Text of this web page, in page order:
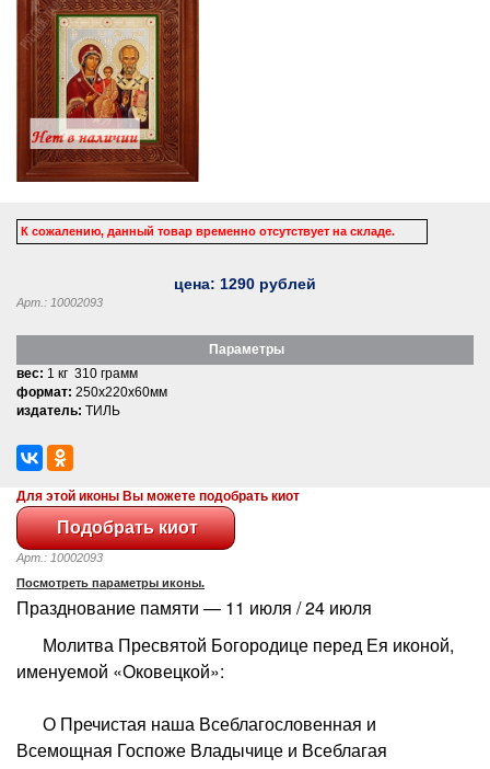
К сожалению, данный товар временно отсутствует на складе.
цена: 1290 рублей
Арт.: 10002093
Параметры
вес: 1 кг 310 грамм
формат: 250x220x60мм
издатель: ТИЛЬ
Для этой иконы Вы можете подобрать киот
Арт.: 10002093
Посмотреть параметры иконы.
Празднование памяти — 11 июля / 24 июля
Молитва Пресвятой Богородице перед Ея иконой,
именуемой «Оковецкой»:
О Пречистая наша Всеблагословенная и
Всемощная Госпоже Владычице и Всеблагая